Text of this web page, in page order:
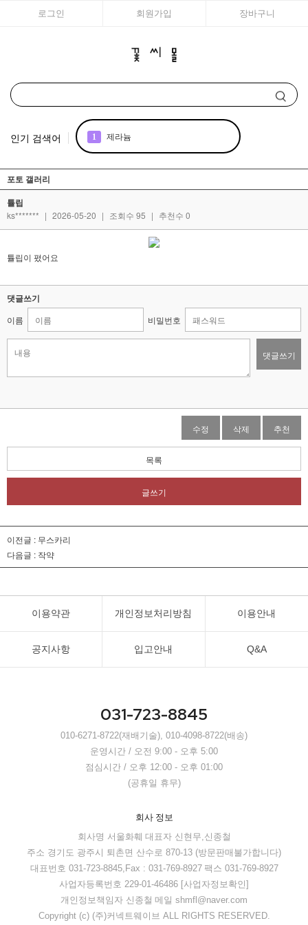
로그인 회원가입 장바구니
인기 검색어 1 제라늄
2 국화
6 매발톱
8 시계초
10 백합
포토 갤러리
튤립
ks******* | 2026-05-20 | 조회수 95 | 추천수 0
튤립이 폈어요
댓글쓰기
이름 비밀번호
댓글쓰기
수정 삭제 추천
목록
글쓰기
이전글 : 무스카리
다음글 : 작약
이용약관 개인정보처리방침 이용안내
공지사항 입고안내 Q&A
031-723-8845
010-6271-8722(재배기술), 010-4098-8722(배송)
운영시간 / 오전 9:00 - 오후 5:00
점심시간 / 오후 12:00 - 오후 01:00
(공휴일 휴무)
회사 정보
회사명 서울화훼 대표자 신현무,신종철
주소 경기도 광주시 퇴촌면 산수로 870-13 (방문판매불가합니다)
대표번호 031-723-8845,Fax : 031-769-8927 팩스 031-769-8927
사업자등록번호 229-01-46486 [사업자정보확인]
개인정보책임자 신종철 메일 shmfl@naver.com
Copyright (c) (주)커넥트웨이브 ALL RIGHTS RESERVED.